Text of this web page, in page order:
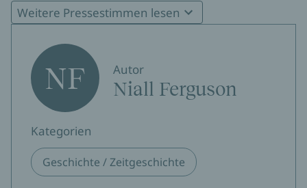
"Fergusons Buch lohnt die Lektüre."
Jaques Schuster, 29.10.2011
"Ferguson öffnet stets einen Blick auf Hintergründe, die
erhellender sind als philosophische Traktate."
Frankfurter Rundschau
Thomas Geisen, 11.10.2011
"Ein lesenswertes, unterhaltsames und faktenreiches
Geschichtsbuch."
Weitere Pressestimmen lesen
NF Autor
Niall Ferguson
Kategorien
Geschichte / Zeitgeschichte